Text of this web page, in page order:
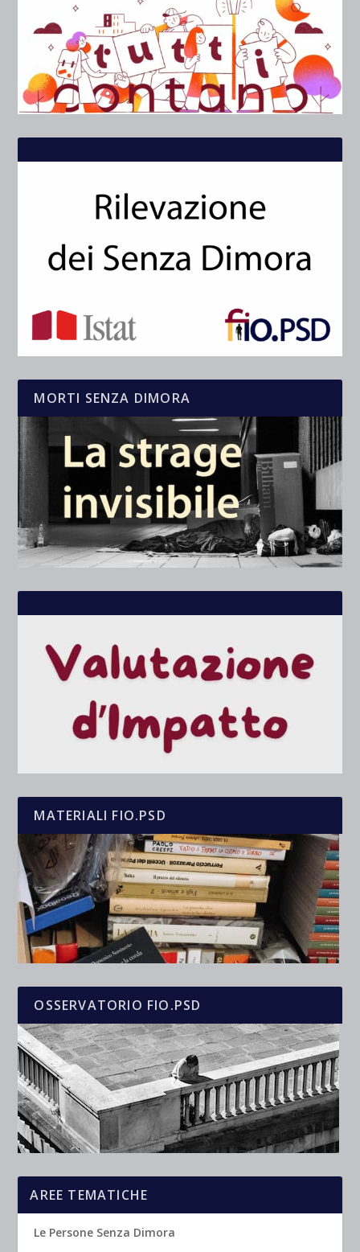
MORTI SENZA DIMORA
MATERIALI FIO.PSD
OSSERVATORIO FIO.PSD
AREE TEMATICHE
Le Persone Senza Dimora